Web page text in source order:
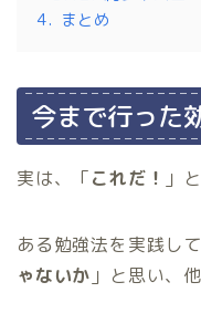
4. まとめ
今まで行った
実は、「これだ！ 」
ある勉強法を実践し
ゃないか 」と思い、